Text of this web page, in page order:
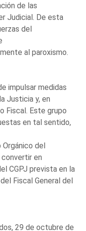
de las
Judicial. De esta
del
al paroxismo.
impulsar medidas
Justicia y, en
Fiscal. Este grupo
en tal sentido,
del
en
CGPJ prevista en la
Fiscal General del
29 de octubre de